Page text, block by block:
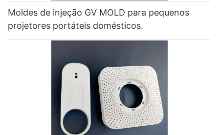
Moldes de injeção GV MOLD para pequenos
projetores portáteis domésticos.